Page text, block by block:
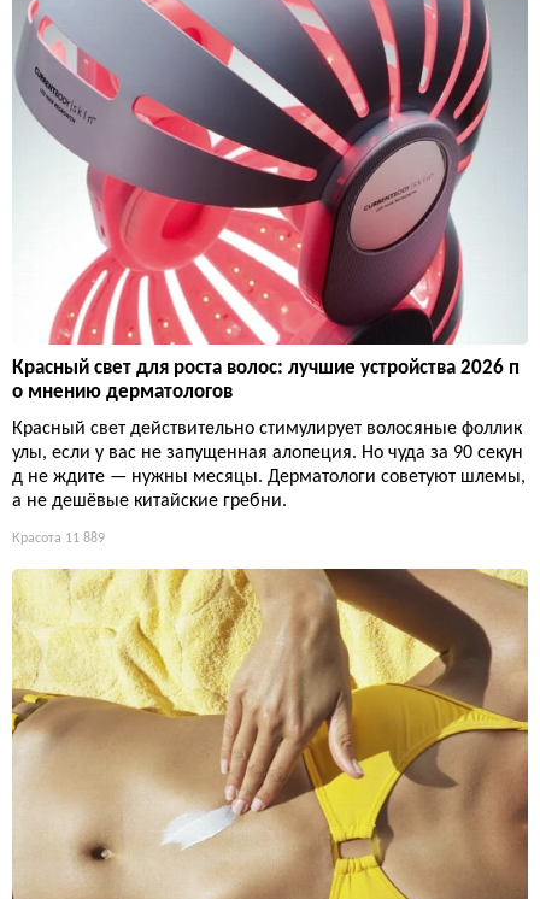
Красный свет для роста волос: лучшие устройства 2026 п
о мнению дерматологов
Красный свет действительно стимулирует волосяные фоллик
улы, если у вас не запущенная алопеция. Но чуда за 90 секун
д не ждите — нужны месяцы. Дерматологи советуют шлемы,
а не дешёвые китайские гребни.
Красота 11 889